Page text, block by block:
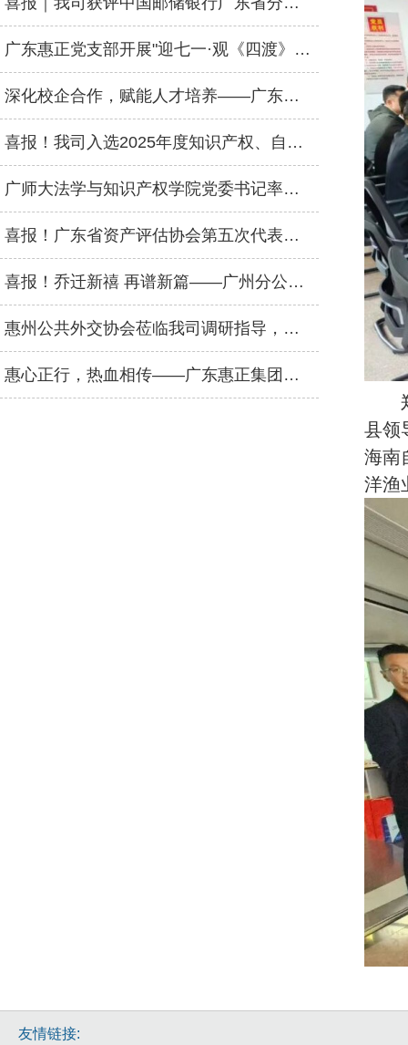
广东惠正党支部开展"迎七一·观《四渡》"主题党日活动
深化校企合作，赋能人才培养——广东惠正走进惠州学院经管学院启动会
喜报！我司入选2025年度知识产权、自然资源、数据资产三大评估业务特色机构名录
广师大法学与知识产权学院党委书记率队莅临我司交流，共商人才输送合作
喜报！广东省资产评估协会第五次代表大会顺利召开，广东惠正评估咨询集团荣获双项荣誉
喜报！乔迁新禧 再谱新篇——广州分公司盛大乔迁
惠州公共外交协会莅临我司调研指导，强调发挥专业优势赋能高质量发展
惠心正行，热血相传——广东惠正集团无偿献血公益活动圆满举行
县领
海南
洋渔
友情链接: